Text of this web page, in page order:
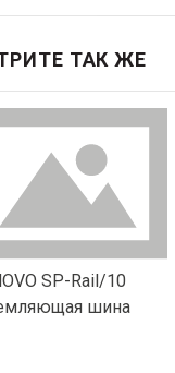
ТАК ЖЕ
SP-Rail/10
шина